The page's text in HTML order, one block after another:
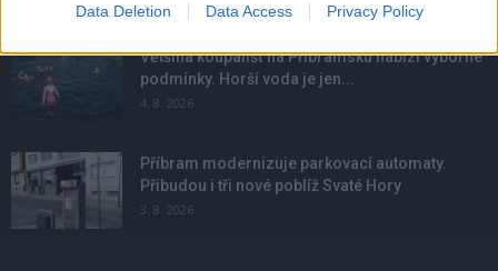
Data Deletion Data Access Privacy Policy
Většina koupališť na Příbramsku nabízí výborné
podmínky. Horší voda je jen...
4. 8. 2026
Příbram modernizuje parkovací automaty.
Přibudou i tři nové poblíž Svaté Hory
3. 8. 2026